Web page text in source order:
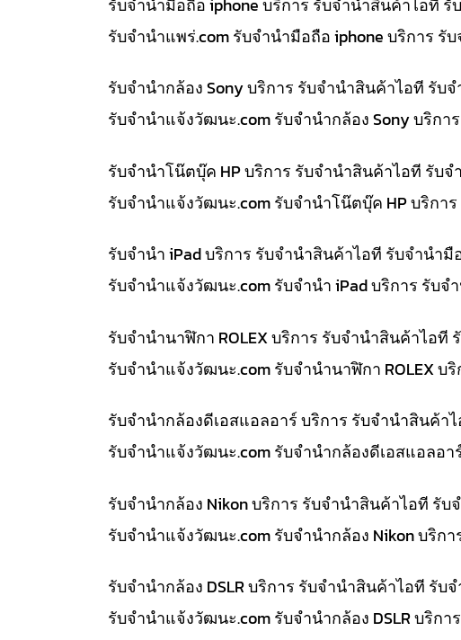
รับจํานําแพร่.com รับจำนำมือถือ iphone บริการ
รับจำนำกล้อง Sony บริการ รับจำนำสินค้าไอที รั
รับจํานําแจ้งวัฒนะ.com รับจำนำกล้อง Sony บริก
รับจำนำโน๊ตบุ๊ค HP บริการ รับจำนำสินค้าไอที รับ
รับจํานําแจ้งวัฒนะ.com รับจำนำโน๊ตบุ๊ค HP บริก
รับจำนำ iPad บริการ รับจำนำสินค้าไอที รับจำนำ
รับจํานําแจ้งวัฒนะ.com รับจำนำ iPad บริการ รับ
รับจำนำนาฬิกา ROLEX บริการ รับจำนำสินค้าไอ
รับจํานําแจ้งวัฒนะ.com รับจำนำนาฬิกา ROLEX
รับจำนำกล้องดีเอสแอลอาร์ บริการ รับจำนำสินค้
รับจํานําแจ้งวัฒนะ.com รับจำนำกล้องดีเอสแอลอ
รับจำนำกล้อง Nikon บริการ รับจำนำสินค้าไอที รั
รับจํานําแจ้งวัฒนะ.com รับจำนำกล้อง Nikon บริ
รับจำนำกล้อง DSLR บริการ รับจำนำสินค้าไอที รั
รับจํานําแจ้งวัฒนะ.com รับจำนำกล้อง DSLR บริ